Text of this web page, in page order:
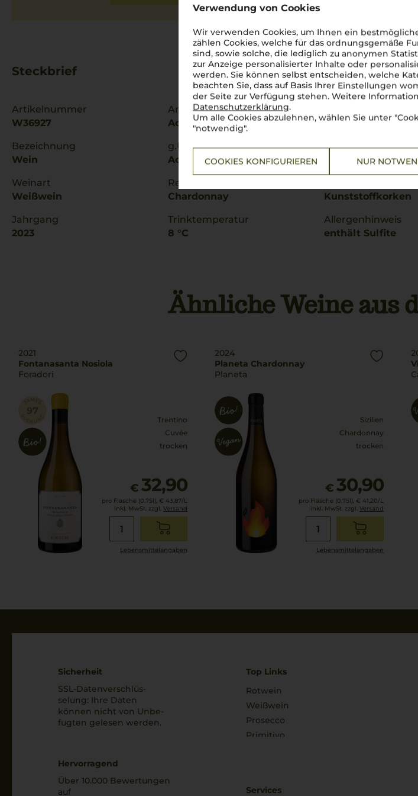
Verwendung von Cookies
Wir verwenden Cookies, um Ihnen ein
zählen Cookies, welche für das ordnungsgemäße
sind, sowie solche, die lediglich zu anonymen
zur Anzeige personalisierter Inhalte oder
werden. Sie können selbst entscheiden, welche
beachten Sie, dass auf Basis Ihrer Einstellungen
der Seite zur Verfügung stehen. Weitere
Datenschutzerklärung.
Um alle Cookies abzulehnen, wählen Sie unter
"notwendig".
COOKIES KONFIGURIEREN NUR
Steckbrief
Artikelnummer
W36927
Bezeichnung
Wein
Weinart
Weißwein
Jahrgang
2023
Anbauregion
Aosta-Tal
g.U./ g.g.A
Aosta Tal
Rebsorten
Chardonnay
Trinktemperatur
8 °C
13,5 % Vol.
Lagerpotential
Kunststoffkorken
Allergenhinweis
enthält Sulfite
Ähnliche Weine aus
2021
Fontanasanta Nosiola
Foradori
Trentino
Cuvée
trocken
€ 32,90
pro Flasche (0.75l), € 43,87/L
inkl. MwSt. zzgl. Versand
Lebensmittel­angaben
2024
Planeta Chardonnay
Planeta
Sizilien
Chardonnay
trocken
€ 30,90
pro Flasche (0.75l), € 41,20/L
inkl. MwSt. zzgl. Versand
Lebensmittel­angaben
Sicherheit
SSL-Daten­verschlüs­
selung: Ihre Daten
können nicht von Unbe­
fugten gelesen werden.
Hervorragend
Über 10.000 Bewertungen
auf
Top Links
Rotwein
Weißwein
Prosecco
Primitivo
Services